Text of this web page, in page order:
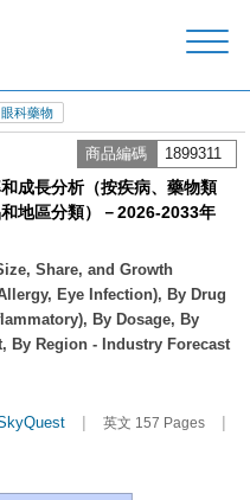
眼科藥物
商品編碼 1899311
成長分析（按疾病、藥物類
地區分類）－2026-2033年
Share, and Growth
Eye Infection), By Drug
By Dosage, By
By Region - Industry Forecast
| 英文 157 Pages |